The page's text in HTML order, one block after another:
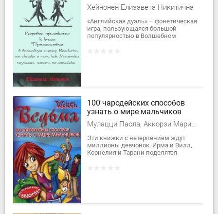
Хейнонен Елизавета Никитична
«Английская дуэль» – фонетическая
игра, пользующаяся большой
популярностью в Волшебном
100 чародейских способов
узнать о мире мальчиков
Мулацци Паола, Аккорзи Марианжела, Боско Марко, Валентини Массимилиано
Эти книжки с нетерпением ждут
миллионы девчонок. Ирма и Вилл,
Корнелия и Тарани поделятся